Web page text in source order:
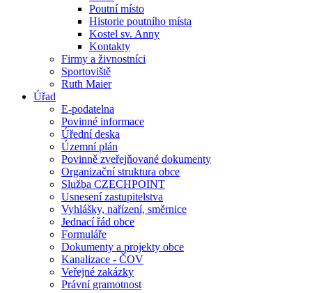
Poutní místo
Historie poutního místa
Kostel sv. Anny
Kontakty
Firmy a živnostníci
Sportoviště
Ruth Maier
Úřad
E-podatelna
Povinné informace
Úřední deska
Územní plán
Povinně zveřejňované dokumenty
Organizační struktura obce
Služba CZECHPOINT
Usnesení zastupitelstva
Vyhlášky, nařízení, směrnice
Jednací řád obce
Formuláře
Dokumenty a projekty obce
Kanalizace - ČOV
Veřejné zakázky
Právní gramotnost